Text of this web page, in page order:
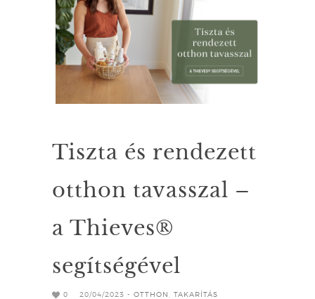
Tiszta és rendezett
otthon tavasszal –
a Thieves®
segítségével
0 20/04/2023 - OTTHON TAKARÍTÁS